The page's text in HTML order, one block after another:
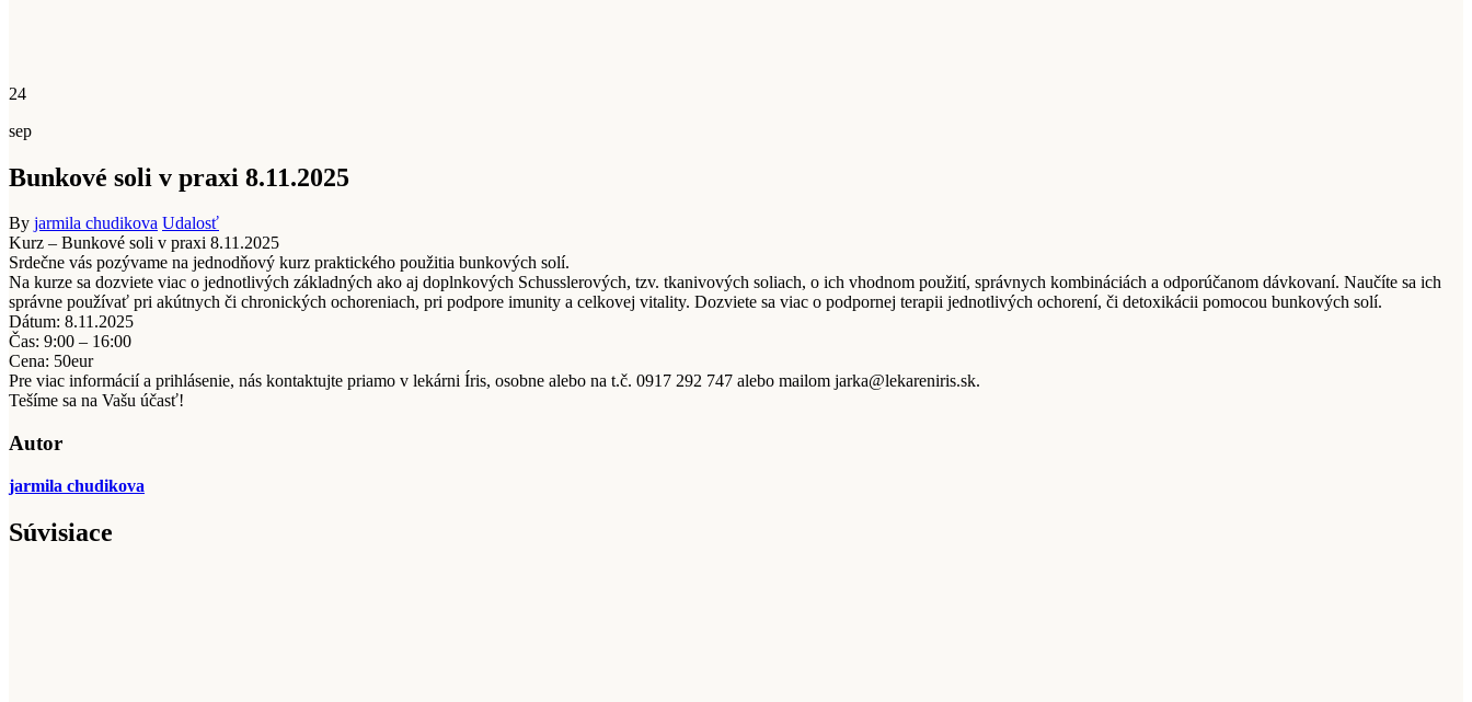
24
sep
Bunkové soli v praxi 8.11.2025
By jarmila chudikova Udalosť
Kurz – Bunkové soli v praxi 8.11.2025
Srdečne vás pozývame na jednodňový kurz praktického použitia bunkových solí.
Na kurze sa dozviete viac o jednotlivých základných ako aj doplnkových Schusslerových, tzv. tkanivových soliach, o ich vhodnom použití, správnych kombináciách a odporúčanom dávkovaní. Naučíte sa ich
správne používať pri akútnych či chronických ochoreniach, pri podpore imunity a celkovej vitality. Dozviete sa viac o podpornej terapii jednotlivých ochorení, či detoxikácii pomocou bunkových solí.
Dátum: 8.11.2025
Čas: 9:00 – 16:00
Cena: 50eur
Pre viac informácií a prihlásenie, nás kontaktujte priamo v lekárni Íris, osobne alebo na t.č. 0917 292 747 alebo mailom jarka@lekareniris.sk.
Tešíme sa na Vašu účasť!
Autor
jarmila chudikova
Súvisiace